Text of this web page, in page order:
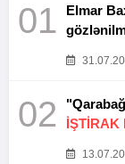
01
Elmar
02